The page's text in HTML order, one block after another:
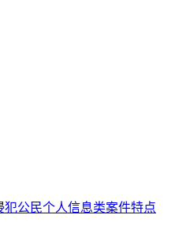
公民个人信息类案件特点